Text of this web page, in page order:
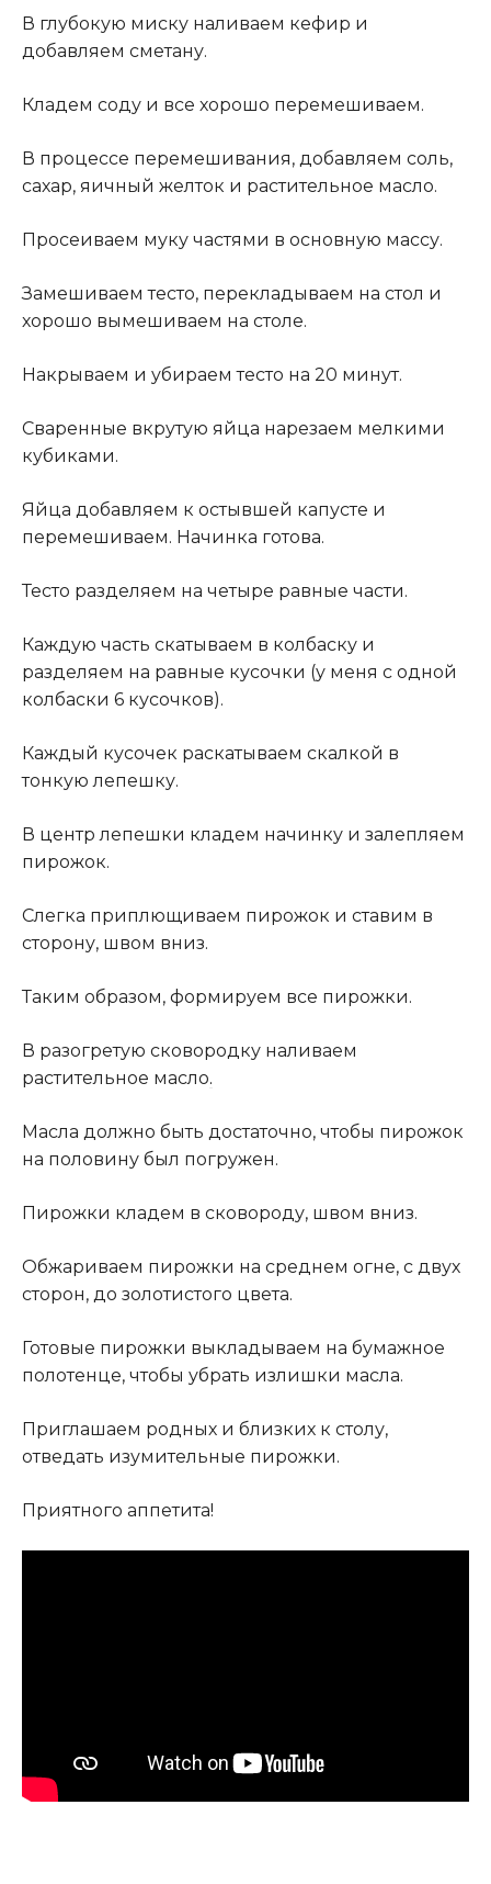
В глубокую миску наливаем кефир и
добавляем сметану.
Кладем соду и все хорошо перемешиваем.
В процессе перемешивания, добавляем соль,
сахар, яичный желток и растительное масло.
Просеиваем муку частями в основную массу.
Замешиваем тесто, перекладываем на стол и
хорошо вымешиваем на столе.
Накрываем и убираем тесто на 20 минут.
Сваренные вкрутую яйца нарезаем мелкими
кубиками.
Яйца добавляем к остывшей капусте и
перемешиваем. Начинка готова.
Тесто разделяем на четыре равные части.
Каждую часть скатываем в колбаску и
разделяем на равные кусочки (у меня с одной
колбаски 6 кусочков).
Каждый кусочек раскатываем скалкой в
тонкую лепешку.
В центр лепешки кладем начинку и залепляем
пирожок.
Слегка приплющиваем пирожок и ставим в
сторону, швом вниз.
Таким образом, формируем все пирожки.
В разогретую сковородку наливаем
растительное масло.
Масла должно быть достаточно, чтобы пирожок
на половину был погружен.
Пирожки кладем в сковороду, швом вниз.
Обжариваем пирожки на среднем огне, с двух
сторон, до золотистого цвета.
Готовые пирожки выкладываем на бумажное
полотенце, чтобы убрать излишки масла.
Приглашаем родных и близких к столу,
отведать изумительные пирожки.
Приятного аппетита!